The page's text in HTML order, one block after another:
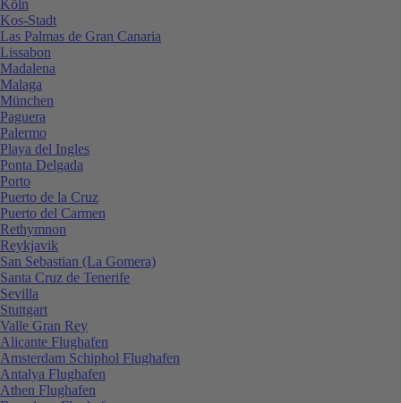
Köln
Kos-Stadt
Las Palmas de Gran Canaria
Lissabon
Madalena
Malaga
München
Paguera
Palermo
Playa del Ingles
Ponta Delgada
Porto
Puerto de la Cruz
Puerto del Carmen
Rethymnon
Reykjavik
San Sebastian (La Gomera)
Santa Cruz de Tenerife
Sevilla
Stuttgart
Valle Gran Rey
Alicante Flughafen
Amsterdam Schiphol Flughafen
Antalya Flughafen
Athen Flughafen